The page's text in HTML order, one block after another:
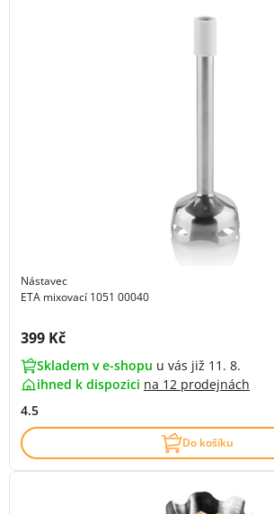
Nástavec
ETA mixovací 1051 00040
Cena s DPH:
399 Kč
Skladem v e-shopu u vás již 11. 8.
ihned k dispozici na 12 prodejnách
4.5
Do košíku